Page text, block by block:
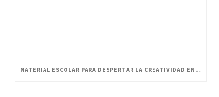
MATERIAL ESCOLAR PARA DESPERTAR LA CREATIVIDAD EN PEQUEÑOS ARTISTAS